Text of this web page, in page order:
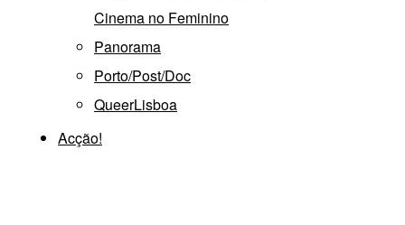
Cinema no Feminino
Panorama
Porto/Post/Doc
QueerLisboa
Acção!